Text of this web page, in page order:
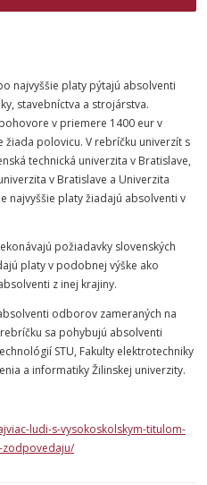
najvyššie platy pýtajú absolventi
stavebníctva a strojárstva.
v priemere 1400 eur v
polovicu. V rebríčku univerzít s
technická univerzita v Bratislave,
v Bratislave a Univerzita
najvyššie platy žiadajú absolventi v
požiadavky slovenských
platy v podobnej výške ako
z inej krajiny.
odborov zameraných na
sa pohybujú absolventi
STU, Fakulty elektrotechniky
a informatiky Žilinskej univerzity.
ludi-s-vysokoskolskym-titulom-
zodpovedaju/